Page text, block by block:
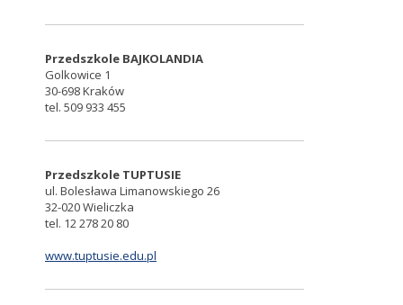
Przedszkole BAJKOLANDIA
Golkowice 1
30-698 Kraków
tel. 509 933 455
Przedszkole TUPTUSIE
ul. Bolesława Limanowskiego 26
32-020 Wieliczka
tel. 12 278 20 80
www.tuptusie.edu.pl